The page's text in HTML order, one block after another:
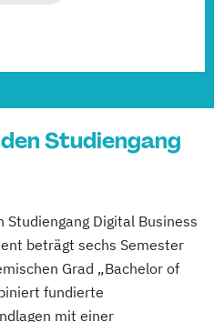
Studiengang
Studiengang Digital Business
beträgt sechs Semester
Grad „Bachelor of
fundierte
mit einer